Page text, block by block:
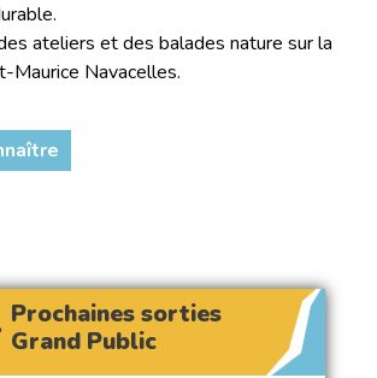
ateliers et des balades nature sur la
Maurice Navacelles.
Prochaines sorties
Grand Public